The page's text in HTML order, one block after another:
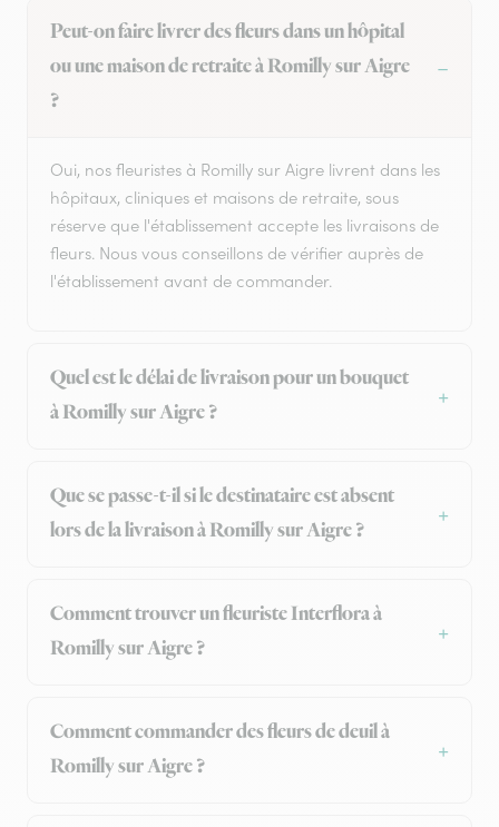
Peut-on faire livrer des fleurs dans un hôpital
ou une maison de retraite à Romilly sur Aigre
?
Oui, nos fleuristes à Romilly sur Aigre livrent dans les
hôpitaux, cliniques et maisons de retraite, sous
réserve que l'établissement accepte les livraisons de
fleurs. Nous vous conseillons de vérifier auprès de
l'établissement avant de commander.
Quel est le délai de livraison pour un bouquet
à Romilly sur Aigre ?
Que se passe-t-il si le destinataire est absent
lors de la livraison à Romilly sur Aigre ?
Comment trouver un fleuriste Interflora à
Romilly sur Aigre ?
Comment commander des fleurs de deuil à
Romilly sur Aigre ?